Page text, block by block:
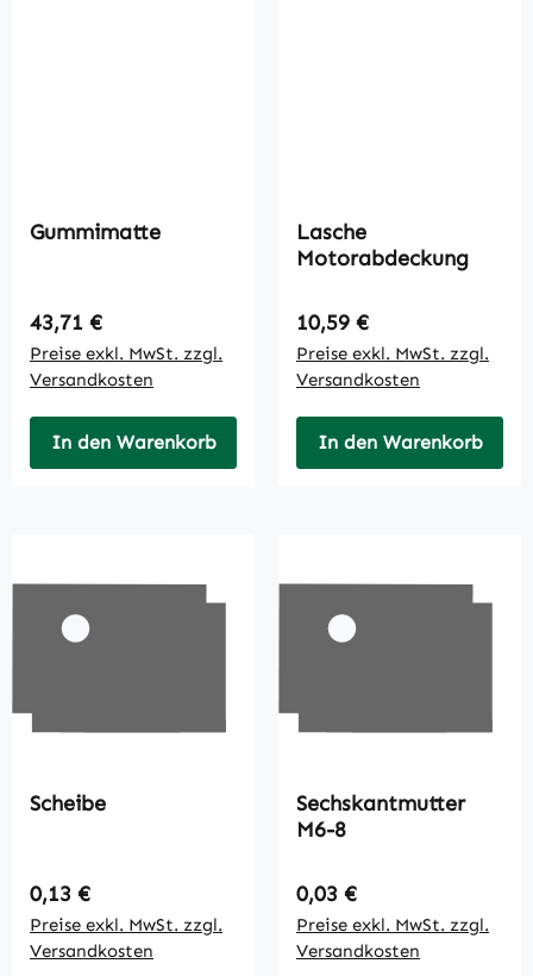
Gummimatte
Regulärer Preis:
43,71 €
Preise exkl. MwSt. zzgl.
Versandkosten
In den Warenkorb
Lasche
Motorabdeckung
Regulärer Preis:
10,59 €
Preise exkl. MwSt. zzgl.
Versandkosten
In den Warenkorb
Scheibe
Regulärer Preis:
0,13 €
Preise exkl. MwSt. zzgl.
Versandkosten
Sechskantmutter
M6-8
Regulärer Preis:
0,03 €
Preise exkl. MwSt. zzgl.
Versandkosten